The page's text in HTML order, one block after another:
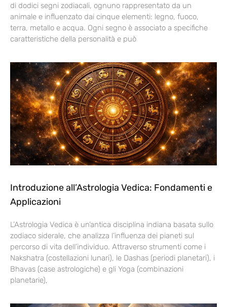
di dodici segni zodiacali, ognuno rappresentato da un
animale e influenzato dai cinque elementi: legno, fuoco,
terra, metallo e acqua. Ogni segno è associato a specifiche
caratteristiche della personalità e può
Introduzione all’Astrologia Vedica: Fondamenti e
Applicazioni
L’Astrologia Vedica è un’antica disciplina indiana basata sullo
zodiaco siderale, che analizza l’influenza dei pianeti sul
percorso di vita dell’individuo. Attraverso strumenti come i
Nakshatra (costellazioni lunari), le Dashas (periodi planetari), i
Bhavas (case astrologiche) e gli Yoga (combinazioni
planetarie),